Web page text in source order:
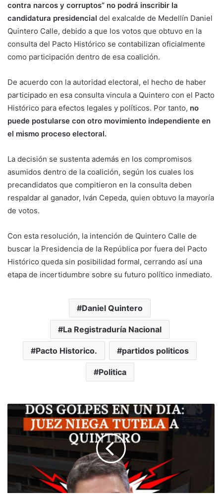
contra narcos y corruptos” no podrá inscribir la
candidatura presidencial del exalcalde de Medellín Daniel
Quintero Calle, debido a que los votos que obtuvo en la
consulta del Pacto Histórico se contabilizan oficialmente
como participación dentro de esa coalición.
De acuerdo con la autoridad electoral, el hecho de haber
participado en esa consulta vincula a Quintero con el Pacto
Histórico para efectos legales y políticos. Por tanto, no
puede postularse con otro movimiento independiente en
el mismo proceso electoral.
La decisión se sustenta además en los compromisos
asumidos dentro de la coalición, según los cuales los
precandidatos que compitieron en la consulta deben
respaldar al ganador, Iván Cepeda, quien obtuvo la mayoría
de votos.
Con esta resolución, la intención de Quintero Calle de
buscar la Presidencia de la República por fuera del Pacto
Histórico queda sin posibilidad formal, cerrando así una
etapa de incertidumbre sobre su futuro político inmediato.
Daniel Quintero
La Registraduría Nacional
Pacto Historico. partidos politicos
Politica